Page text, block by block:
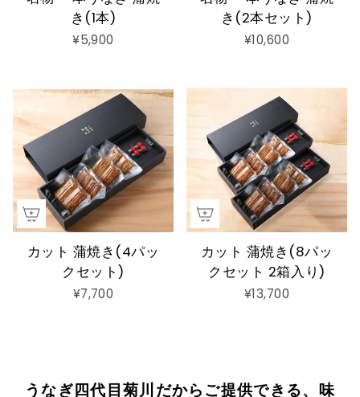
き(1本)
¥5,900
き(2本セット)
¥10,600
カット 蒲焼き(4パッ
クセット)
¥7,700
カット 蒲焼き(8パッ
クセット 2箱入り)
¥13,700
うなぎ四代目菊川だからご提供できる、味